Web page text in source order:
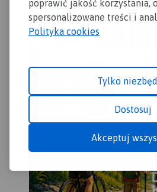
poprawić jakość korzystania,
spersonalizowane treści i
Polityka cookies
Tylko
Dostosuj
Akceptuj